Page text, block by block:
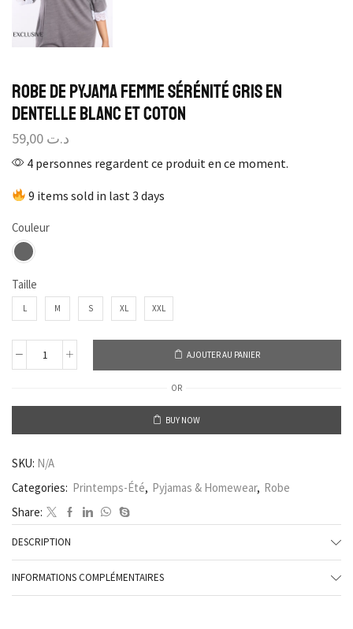
Robe de Pyjama Femme Sérénité Gris en
Dentelle Blanc et Coton
د.ت
4 personnes regardent ce produit en ce moment.
9 items sold in last 3 days
Couleur
Taille
L M S XL XXL
AJOUTER AU PANIER
OR
BUY NOW
SKU: N/A
Categories: Printemps-Été, Pyjamas & Homewear, Robe
Share:
DESCRIPTION
INFORMATIONS COMPLÉMENTAIRES